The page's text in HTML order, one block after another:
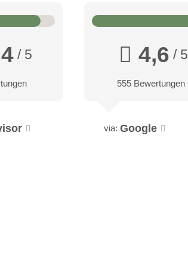
/ 5 4,6 / 5
555 Bewertungen
via: Google